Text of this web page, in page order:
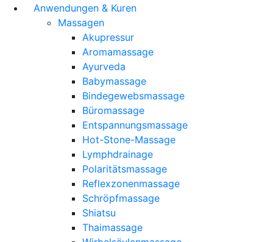
Anwendungen & Kuren
Massagen
Akupressur
Aromamassage
Ayurveda
Babymassage
Bindegewebsmassage
Büromassage
Entspannungsmassage
Hot-Stone-Massage
Lymphdrainage
Polaritätsmassage
Reflexzonenmassage
Schröpfmassage
Shiatsu
Thaimassage